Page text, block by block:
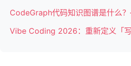
CodeGraph代码知识图谱是什么
Vibe Coding 2026：重新定义「